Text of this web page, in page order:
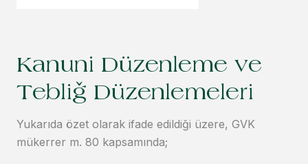
Kanuni Düzenleme ve
Tebliğ Düzenlemeleri
Yukarıda özet olarak ifade edildiği üzere, GVK
mükerrer m. 80 kapsamında;